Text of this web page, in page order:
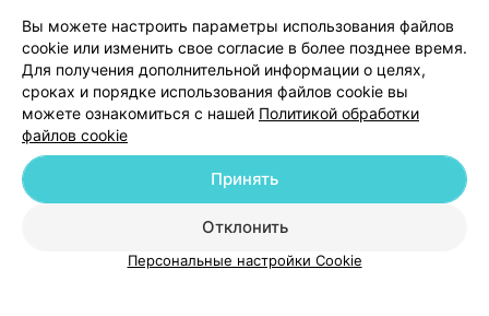
Персональные настройки cookie
Обработка персональных данных
© 2026 ООО «Артокс Лаб», УНП 191700409| 220012, Республика Беларусь,
г. Минск, улица Толбухина, 2, пом. 16 | help@103.by
Вы можете настроить параметры использования файлов
cookie или изменить свое согласие в более позднее время.
Для получения дополнительной информации о целях,
сроках и порядке использования файлов cookie вы
можете ознакомиться с нашей Политикой обработки
файлов cookie
Отклонить
Принять
Персональные настройки Cookie